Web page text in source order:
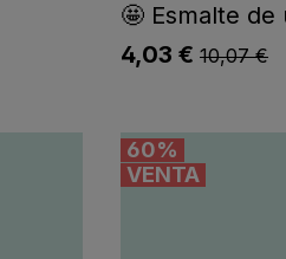
🤩 Esmalte de
4,03 € 10,07 €
60%
VENTA